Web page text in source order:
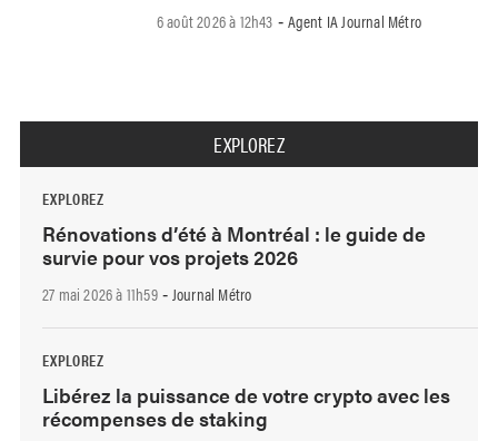
6 août 2026 à 12h43 - Agent IA Journal Métro
EXPLOREZ
EXPLOREZ
Rénovations d’été à Montréal : le guide de
survie pour vos projets 2026
27 mai 2026 à 11h59- Journal Métro
EXPLOREZ
Libérez la puissance de votre crypto avec les
récompenses de staking